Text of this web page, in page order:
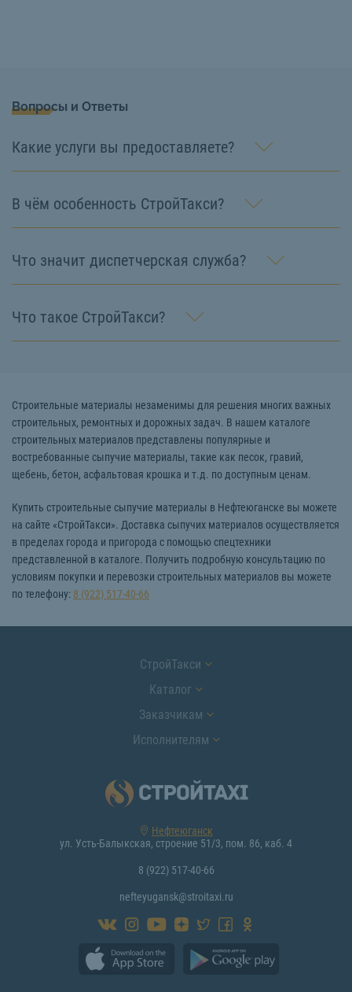
Вопросы и Ответы
Какие услуги вы предоставляете?
В чём особенность СтройТакси?
Что значит диспетчерская служба?
Что такое СтройТакси?
Строительные материалы незаменимы для решения многих важных
строительных, ремонтных и дорожных задач. В нашем каталоге
строительных материалов представлены популярные и
востребованные сыпучие материалы, такие как песок, гравий,
щебень, бетон, асфальтовая крошка и т.д. по доступным ценам.
Купить строительные сыпучие материалы в Нефтеюганске вы можете
на сайте «СтройТакси». Доставка сыпучих материалов осуществляется
в пределах города и пригорода с помощью спецтехники
представленной в каталоге. Получить подробную консультацию по
условиям покупки и перевозки строительных материалов вы можете
по телефону: 8 (922) 517-40-66
СтройТакси
Каталог
Заказчикам
Исполнителям
Нефтеюганск
ул. Усть-Балыкская, строение 51/3, пом. 86, каб. 4
8 (922) 517-40-66
nefteyugansk@stroitaxi.ru